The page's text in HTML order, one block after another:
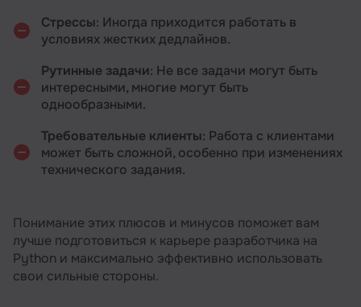
Стрессы: Иногда приходится работать в
условиях жестких дедлайнов.
Рутинные задачи: Не все задачи могут быть
интересными, многие могут быть
однообразными.
Требовательные клиенты: Работа с клиентами
может быть сложной, особенно при изменениях
технического задания.
Понимание этих плюсов и минусов поможет вам
лучше подготовиться к карьере разработчика на
Python и максимально эффективно использовать
свои сильные стороны.